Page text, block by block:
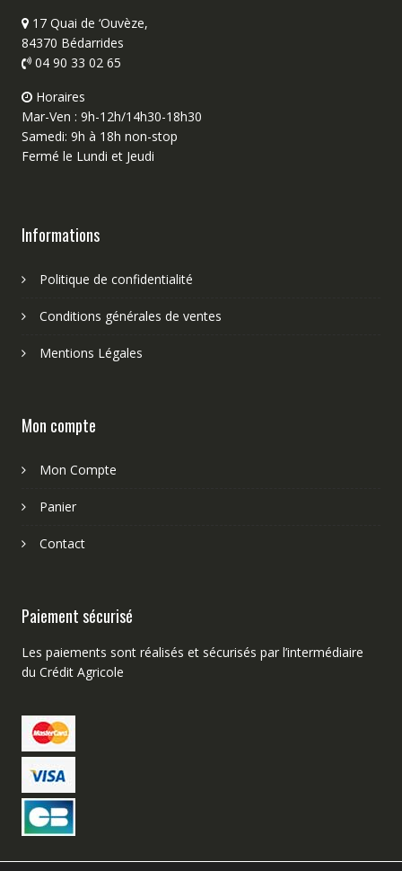
17 Quai de ‘Ouvèze,
84370 Bédarrides
04 90 33 02 65
Horaires
Mar-Ven : 9h-12h/14h30-18h30
Samedi: 9h à 18h non-stop
Fermé le Lundi et Jeudi
Informations
Politique de confidentialité
Conditions générales de ventes
Mentions Légales
Mon compte
Mon Compte
Panier
Contact
Paiement sécurisé
Les paiements sont réalisés et sécurisés par l’intermédiaire
du Crédit Agricole